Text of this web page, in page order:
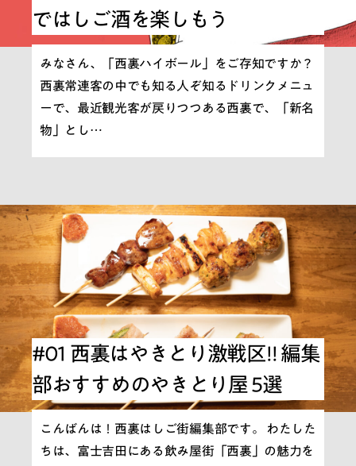
ではしご酒を楽しもう
みなさん、「西裏ハイボール」をご存知ですか？
西裏常連客の中でも知る人ぞ知るドリンクメニュ
ーで、最近観光客が戻りつつある西裏で、「新名
物」とし…
#01 西裏はやきとり激戦区!! 編集
部おすすめのやきとり屋 5選
こんばんは！西裏はしご街編集部です。 わたした
ちは、富士吉田にある飲み屋街「西裏」の魅力を